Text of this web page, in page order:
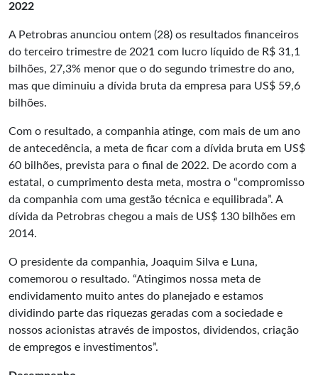
2022
A Petrobras anunciou ontem (28) os resultados financeiros
do terceiro trimestre de 2021 com lucro líquido de R$ 31,1
bilhões, 27,3% menor que o do segundo trimestre do ano,
mas que diminuiu a dívida bruta da empresa para US$ 59,6
bilhões.
Com o resultado, a companhia atinge, com mais de um ano
de antecedência, a meta de ficar com a dívida bruta em US$
60 bilhões, prevista para o final de 2022. De acordo com a
estatal, o cumprimento desta meta, mostra o “compromisso
da companhia com uma gestão técnica e equilibrada”. A
dívida da Petrobras chegou a mais de US$ 130 bilhões em
2014.
O presidente da companhia, Joaquim Silva e Luna,
comemorou o resultado. “Atingimos nossa meta de
endividamento muito antes do planejado e estamos
dividindo parte das riquezas geradas com a sociedade e
nossos acionistas através de impostos, dividendos, criação
de empregos e investimentos”.